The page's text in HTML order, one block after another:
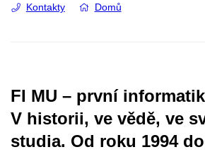
Kontakty Domů
FI MU – první
V historii, ve vědě, ve
studia. Od roku 1994